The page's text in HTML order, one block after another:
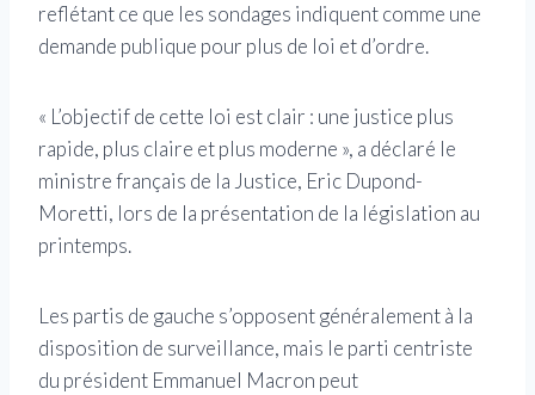
reflétant ce que les sondages indiquent comme une
demande publique pour plus de loi et d’ordre.
« L’objectif de cette loi est clair : une justice plus
rapide, plus claire et plus moderne », a déclaré le
ministre français de la Justice, Eric Dupond-
Moretti, lors de la présentation de la législation au
printemps.
Les partis de gauche s’opposent généralement à la
disposition de surveillance, mais le parti centriste
du président Emmanuel Macron peut